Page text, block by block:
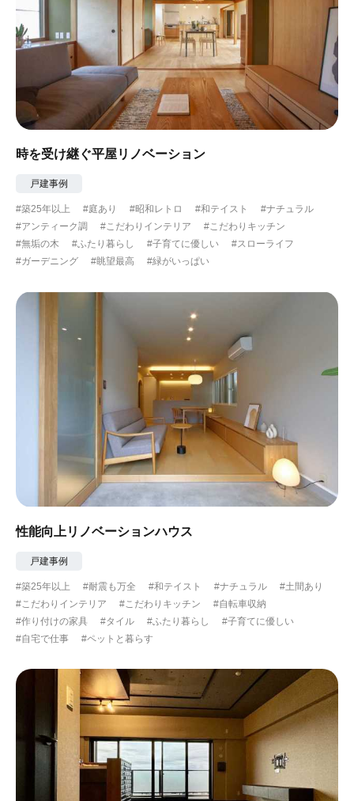
時を受け継ぐ平屋リノベーション
戸建事例
#築25年以上 #庭あり #昭和レトロ #和テイスト
#ナチュラル
#アンティーク調
#こだわりインテリア
#こだわりキッチン
#無垢の木
#ふたり暮らし #子育てに優しい
#スローライフ
#ガーデニング
#眺望最高 #緑がいっぱい
性能向上リノベーションハウス
戸建事例
#築25年以上 #耐震も万全 #和テイスト #ナチュラル
#土間あり
#こだわりインテリア
#こだわりキッチン
#自転車収納
#作り付けの家具
#タイル #ふたり暮らし
#子育てに優しい
#自宅で仕事
#ペットと暮らす